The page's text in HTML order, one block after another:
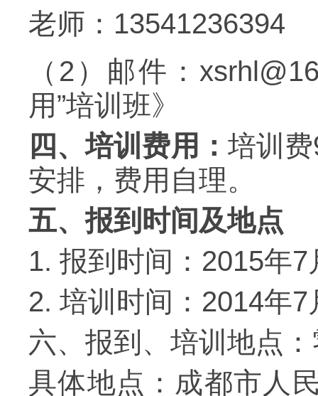
老师： 13541236394
（ 2 ） 邮件：
用”培训班》
四、培训费用： 培训费
安排，费用自理。
五、报到时间及地点
1. 报到时间： 2015年7
2. 培训时间： 2014年7
六、报到、培训地点
具体地点：成都市人